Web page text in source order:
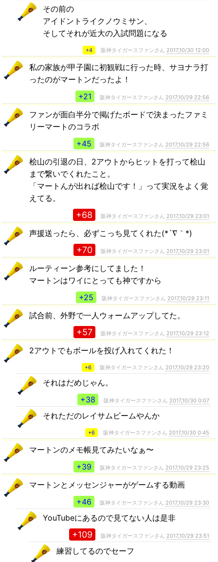
その前の
アイドントライクノウミサン、
そしてそれが近大の入試問題になる
+4 阪神タイガースファンさん 2017,10/30 12:00
私の家族が甲子園に初観戦に行った時、サヨナラ打
ったのがマートンだったよ！
+21
阪神タイガースファンさん 2017,10/29 22:56
ファンが面白半分で掲げたボードで決まったファミ
リーマートのコラボ
+45
阪神タイガースファンさん 2017,10/29 22:56
桧山の引退の日、2アウトからヒットを打って桧山
まで繋いでくれたこと。
「マートんが出れば桧山です！」って実況をよく覚
えてる。
+68 阪神タイガースファンさん 2017,10/29 23:01
声援送ったら、必ずこっち見てくれた(*´∇｀*)
+70 阪神タイガースファンさん 2017,10/29 23:01
ルーティーン参考にしてました！
マートンはワイにとっても神ですから
+25
阪神タイガースファンさん 2017,10/29 23:11
試合前、外野で一人ウォームアップしてた。
+57 阪神タイガースファンさん 2017,10/29 23:12
2アウトでもボールを投げ入れてくれた！
+6 阪神タイガースファンさん 2017,10/29 23:20
それはだめじゃん。
+38
阪神タイガースファンさん 2017,10/30 0:07
それただのレイサムビームやんか
+6 阪神タイガースファンさん 2017,10/30 0:45
マートンのメモ帳見てみたいなぁ〜
+39
阪神タイガースファンさん 2017,10/29 23:25
マートンとメッセンジャーがゲームする動画
+46
阪神タイガースファンさん 2017,10/29 23:30
YouTubeにあるので見てない人は是非
+109 阪神タイガースファンさん 2017,10/29 23:51
練習してるのでセーフ